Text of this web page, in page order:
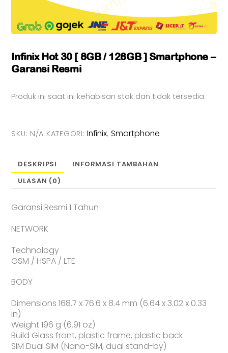
Infinix Hot 30 [ 8GB / 128GB ] Smartphone –
Garansi Resmi
Produk ini saat ini kehabisan stok dan tidak tersedia.
SKU: N/A KATEGORI:Infinix, Smartphone
DESKRIPSI
INFORMASI TAMBAHAN
ULASAN (0)
Garansi Resmi 1 Tahun
NETWORK
Technology
GSM / HSPA / LTE
BODY
Dimensions 168.7 x 76.6 x 8.4 mm (6.64 x 3.02 x 0.33
in)
Weight 196 g (6.91 oz)
Build Glass front, plastic frame, plastic back
SIM Dual SIM (Nano-SIM, dual stand-by)